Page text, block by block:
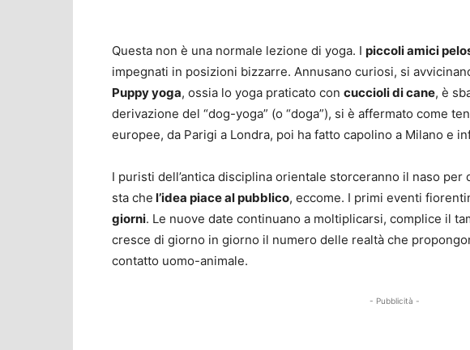
Questa non è una normale lezione di yoga. I piccoli amici
impegnati in posizioni bizzarre. Annusano curiosi, si
Puppy yoga, ossia lo yoga praticato con cuccioli di cane, è
derivazione del “dog-yoga” (o “doga”), si è affermato come
europee, da Parigi a Londra, poi ha fatto capolino a Milano e
I puristi dell’antica disciplina orientale storceranno il naso
sta che l’idea piace al pubblico, eccome. I primi eventi
giorni. Le nuove date continuano a moltiplicarsi, complice il
cresce di giorno in giorno il numero delle realtà che
contatto uomo-animale.
- Pubblicità -